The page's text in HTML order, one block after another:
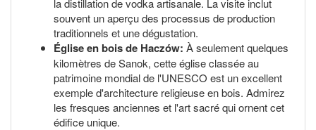
la distillation de vodka artisanale. La visite inclut
souvent un aperçu des processus de production
traditionnels et une dégustation.
Église en bois de Haczów: À seulement quelques
kilomètres de Sanok, cette église classée au
patrimoine mondial de l'UNESCO est un excellent
exemple d'architecture religieuse en bois. Admirez
les fresques anciennes et l'art sacré qui ornent cet
édifice unique.